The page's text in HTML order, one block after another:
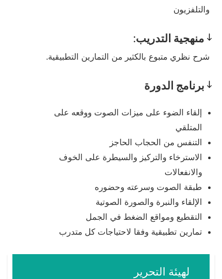
والتلفزيون
منهجية التدريب:
Pedagogy
شرح نظري متبوع بالكثير من التمارين التطبيقية.
برنامج الدورة
إلقاء الضوء على ميزات الصوت ووقعه على
المتلقي
التنفس من الحجاب الحاجز
الاسترخاء والتركيز والسيطرة على الخوف
والانفعالات
طبقة الصوت وسرعته وحضوره
الإلقاء والنبرة والصورة الصوتية
التقطيع ومواقع الضغط في الجمل
تمارين تطبيقية وفقا لاحتياجات كل متدرب
لهيئة التحرير